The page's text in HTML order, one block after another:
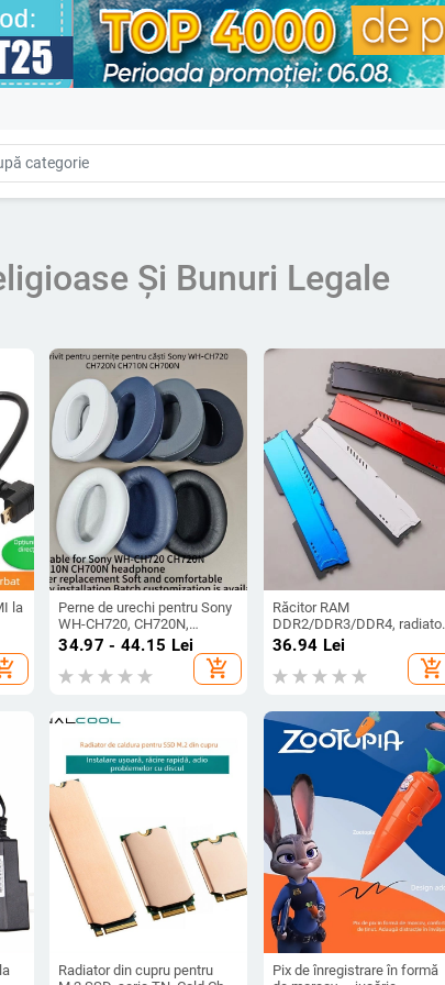
Și Bunuri Legale
la
Perne de urechi pentru Sony
WH-CH720, CH720N,
CH710N și CH700N – piele
34.97 - 44.15 Lei
add_shopping_cart
Răcitor RAM
DDR2/DDR3/DDR4, radiator
din aluminiu
36.94 Lei
add_shopping_cart
Radiator din cupru pentru
Pix de înregistrare în formă